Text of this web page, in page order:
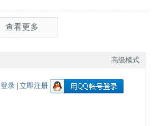
查看更多
高级模式
登录 立即注册